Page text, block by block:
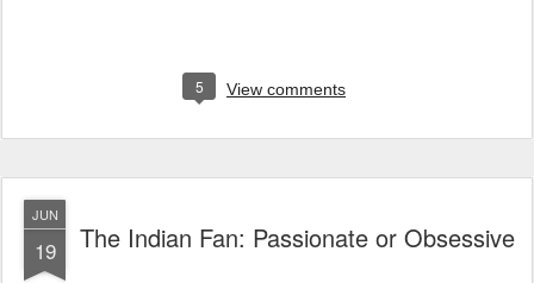
5 View comments
JUN
19 The Indian Fan: Passionate or Obsessive